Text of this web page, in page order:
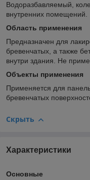
Водоразбавляемый,
внутренних помещений.
Область применения
Предназначен для
бревенчатых, а также
внутри здания. Не
Объекты применения
Применяется для
бревенчатых
Скрыть
Характеристики
Основные